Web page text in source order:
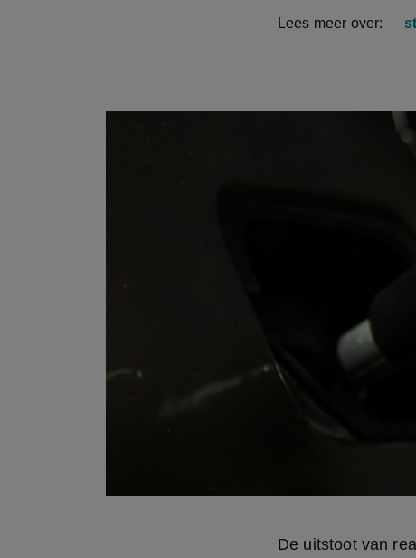
Lees meer over:
De uitstoot van